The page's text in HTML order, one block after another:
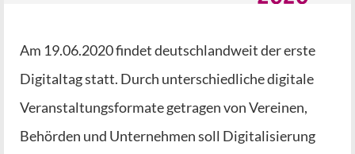
Am 19.06.2020 fin­det deutsch­land­weit der ers­te
Digi­tal­tag statt. Durch unter­schied­li­che digi­ta­le
Ver­an­stal­tungs­for­ma­te getra­gen von Ver­ei­nen,
Behör­den und Unter­neh­men soll Digi­ta­li­sie­rung